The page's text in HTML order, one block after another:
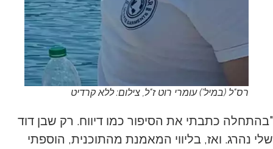
רס"ל (במיל') עומרי רוט ז"ל, צילום: ללא קרדיט
"בהתחלה כתבתי את הסיפור כמו דיווח. רק שבן דוד
שלי נהרג. ואז, בליווי המאמנת מהתוכנית, הוספתי